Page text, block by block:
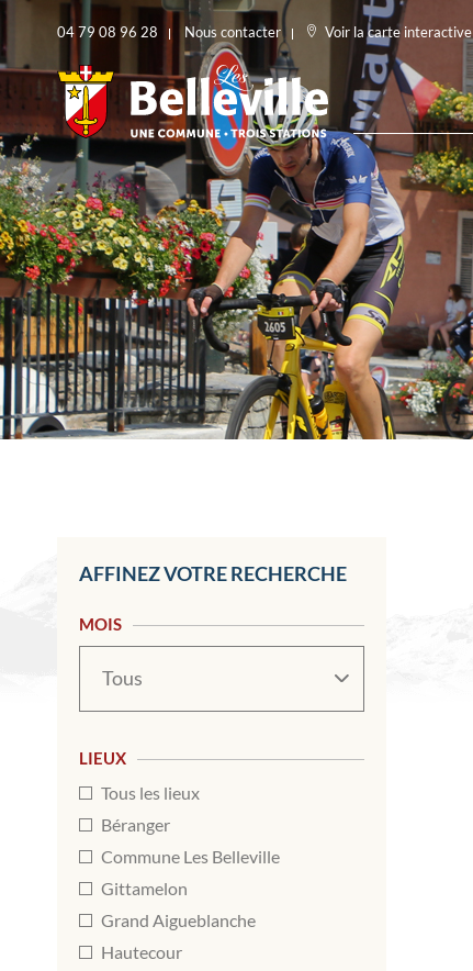
04 79 08 96 28 Nous contacter Voir la carte interactive
AFFINEZ VOTRE RECHERCHE
MOIS
LIEUX
Tous les lieux
Béranger
Commune Les Belleville
Gittamelon
Grand Aigueblanche
Hautecour